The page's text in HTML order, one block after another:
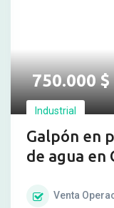
750.000$
Industrial
Galpón en
de agua en
Venta